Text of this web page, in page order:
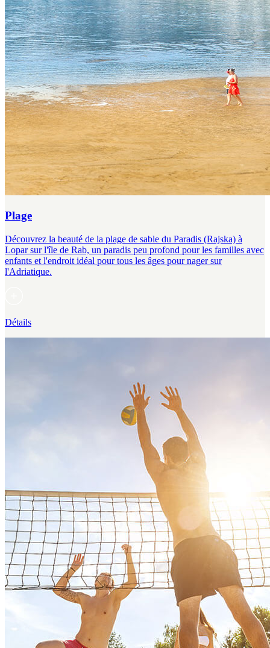
Plage
Découvrez la beauté de la plage de sable du Paradis (Rajska) à
Lopar sur l'île de Rab, un paradis peu profond pour les familles avec
enfants et l'endroit idéal pour tous les âges pour nager sur
l'Adriatique.
Détails